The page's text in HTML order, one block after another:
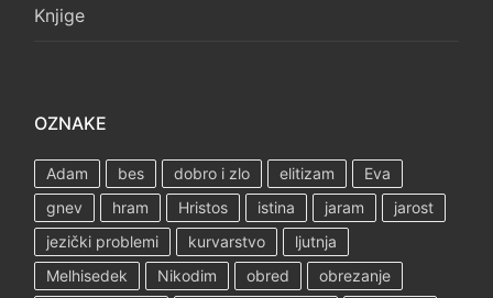
Knjige
OZNAKE
Adam bes dobro i zlo elitizam
Eva
gnev
hram Hristos istina jaram
jarost
jezički problemi
kurvarstvo
ljutnja
Melhisedek
Nikodim obred
obrezanje